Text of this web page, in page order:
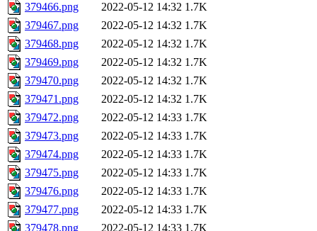
379466.png
2022-05-12 14:32 1.7K
379467.png
2022-05-12 14:32 1.7K
379468.png
2022-05-12 14:32 1.7K
379469.png
2022-05-12 14:32 1.7K
379470.png
2022-05-12 14:32 1.7K
379471.png
2022-05-12 14:32 1.7K
379472.png
2022-05-12 14:33 1.7K
379473.png
2022-05-12 14:33 1.7K
379474.png
2022-05-12 14:33 1.7K
379475.png
2022-05-12 14:33 1.7K
379476.png
2022-05-12 14:33 1.7K
379477.png
2022-05-12 14:33 1.7K
379478.png
2022-05-12 14:33 1.7K